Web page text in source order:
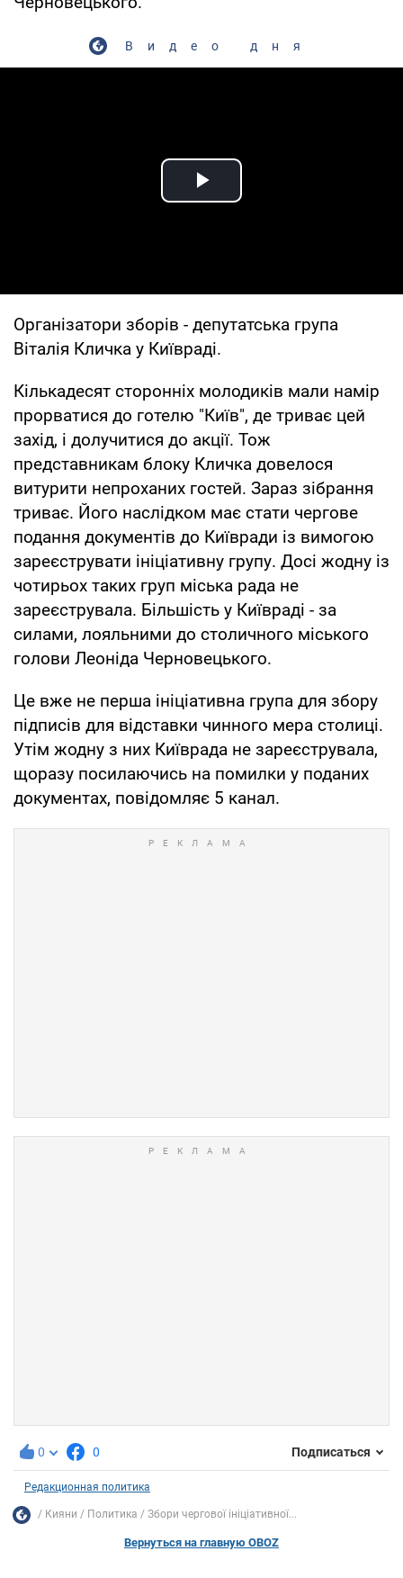
Видео дня
Play Video
Організатори зборів - депутатська група
Віталія Кличка у Київраді.
Кількадесят сторонніх молодиків мали намір
прорватися до готелю "Київ", де триває цей
захід, і долучитися до акції. Тож
представникам блоку Кличка довелося
витурити непроханих гостей. Зараз зібрання
триває. Його наслідком має стати чергове
подання документів до Київради із вимогою
зареєструвати ініціативну групу. Досі жодну із
чотирьох таких груп міська рада не
зареєструвала. Більшість у Київраді - за
силами, лояльними до столичного міського
голови Леоніда Черновецького.
Це вже не перша ініціативна група для збору
підписів для відставки чинного мера столиці.
Утім жодну з них Київрада не зареєструвала,
щоразу посилаючись на помилки у поданих
документах, повідомляє 5 канал.
0 0 Подписаться
Редакционная политика
Кияни Политика Збори чергової ініціативної...
Вернуться на главную OBOZ